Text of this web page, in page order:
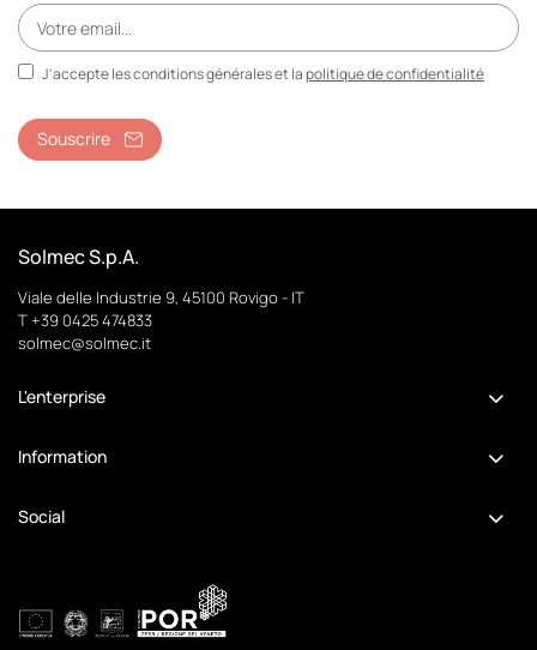
J'accepte les conditions générales et lapolitique de confidentialité
Souscrire
Solmec S.p.A.
Viale delle Industrie 9, 45100 Rovigo - IT
T +39 0425 474833
solmec@solmec.it
L'enterprise
Information
Social